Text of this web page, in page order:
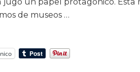
de museos …